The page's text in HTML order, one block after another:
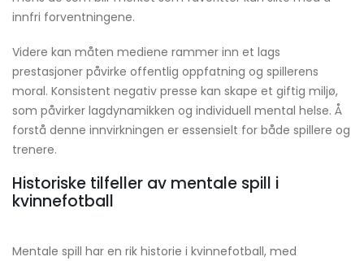
innfri forventningene.
Videre kan måten mediene rammer inn et lags
prestasjoner påvirke offentlig oppfatning og spillerens
moral. Konsistent negativ presse kan skape et giftig miljø,
som påvirker lagdynamikken og individuell mental helse. Å
forstå denne innvirkningen er essensielt for både spillere og
trenere.
Historiske tilfeller av mentale spill i
kvinnefotball
Mentale spill har en rik historie i kvinnefotball, med